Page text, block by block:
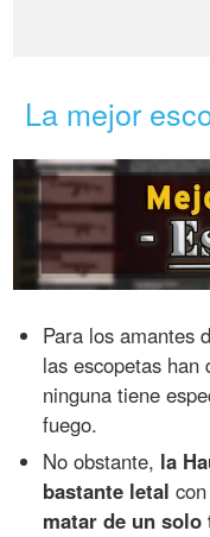
La mejor
Para los amantes
las escopetas han
ninguna tiene
fuego.
No obstante, la
bastante letal
matar de un